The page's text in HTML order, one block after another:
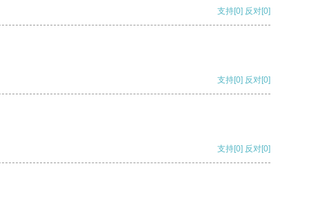
支持[0] 反对[0]
支持[0] 反对[0]
支持[0] 反对[0]